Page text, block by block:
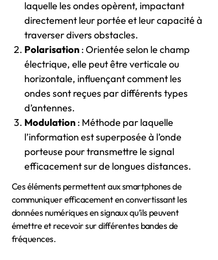
laquelle les ondes opèrent, impactant
directement leur portée et leur capacité à
traverser divers obstacles.
Polarisation: Orientée selon le champ
électrique, elle peut être verticale ou
horizontale, influençant comment les
ondes sont reçues par différents types
d’antennes.
Modulation: Méthode par laquelle
l’information est superposée à l’onde
porteuse pour transmettre le signal
efficacement sur de longues distances.
Ces éléments permettent aux smartphones de
communiquer efficacement en convertissant les
données numériques en signaux qu’ils peuvent
émettre et recevoir sur différentes bandes de
fréquences.